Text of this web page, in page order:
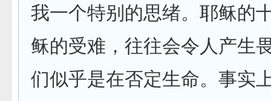
我一个特别的思绪。耶稣的
稣的受难，往往会令人产生
们似乎是在否定生命。事实